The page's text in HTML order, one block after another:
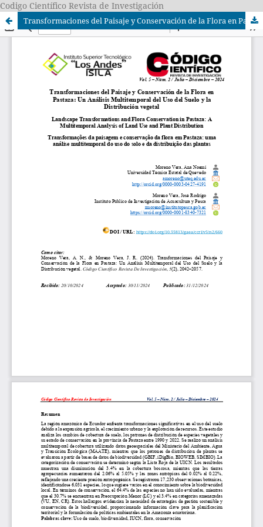
Codigo Científico Revista de Investigación
Transformaciones del Paisaje y Conservación de la Flora en Pastaza: Un Análisis Multitemporal del Uso del Suelo y la Distribución vegetal